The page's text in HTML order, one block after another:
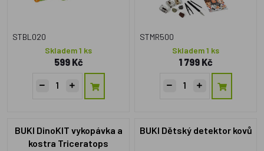
STBL020
Skladem 1 ks
599 Kč
STMR500
Skladem 1 ks
1 799 Kč
BUKI DinoKIT vykopávka a
kostra Triceratops
BUKI Dětský detektor kovů